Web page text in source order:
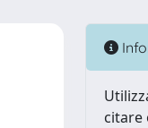
citare